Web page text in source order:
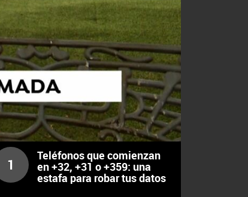
LOS MAS VISTOS
1
Teléfonos que comienzan
en +32, +31 o +359: una
estafa para robar tus datos